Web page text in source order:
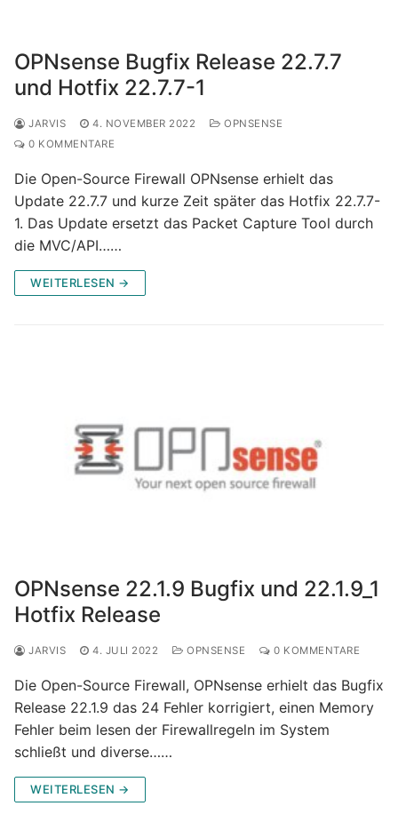
OPNsense Bugfix Release 22.7.7
und Hotfix 22.7.7-1
JARVIS 4. NOVEMBER 2022
OPNSENSE
0 KOMMENTARE
Die Open-Source Firewall OPNsense erhielt das
Update 22.7.7 und kurze Zeit später das Hotfix 22.7.7-
1. Das Update ersetzt das Packet Capture Tool durch
die MVC/API……
WEITERLESEN →
OPNsense 22.1.9 Bugfix und 22.1.9_1
Hotfix Release
JARVIS 4. JULI 2022 OPNSENSE 0 KOMMENTARE
Die Open-Source Firewall, OPNsense erhielt das Bugfix
Release 22.1.9 das 24 Fehler korrigiert, einen Memory
Fehler beim lesen der Firewallregeln im System
schließt und diverse……
WEITERLESEN →